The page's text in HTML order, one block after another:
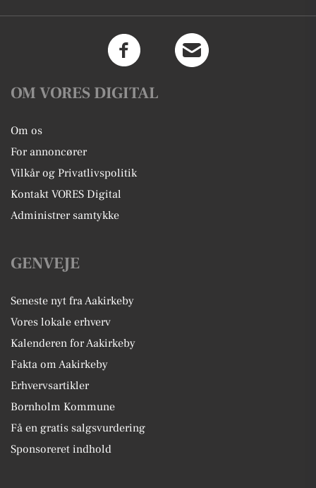
OM VORES DIGITAL
Om os
For annoncører
Vilkår og Privatlivspolitik
Kontakt VORES Digital
Administrer samtykke
GENVEJE
Seneste nyt fra Aakirkeby
Vores lokale erhverv
Kalenderen for Aakirkeby
Fakta om Aakirkeby
Erhvervsartikler
Bornholm Kommune
Få en gratis salgsvurdering
Sponsoreret indhold